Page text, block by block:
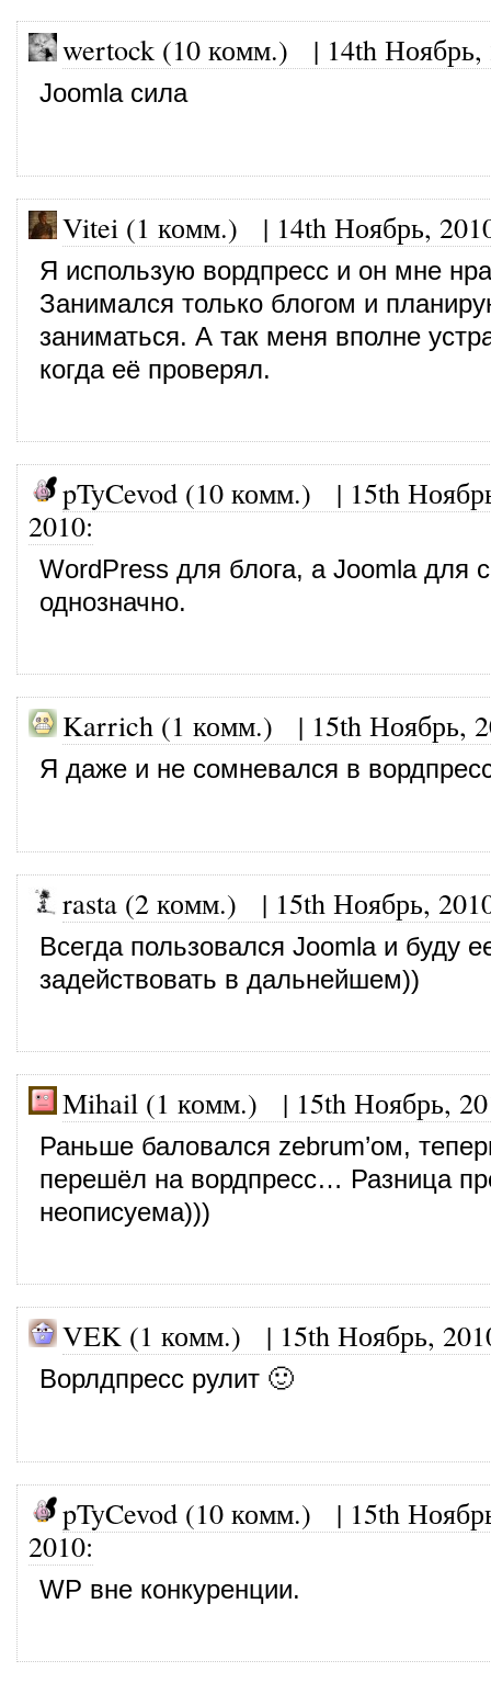
wertock (10 комм.) | 14th Ноябрь,
Joomla сила
Vitei (1 комм.) | 14th Ноябрь,
Я использую вордпресс и он мне
Занимался только блогом и
заниматься. А так меня вполне
когда её проверял.
pTyCevod (10 комм.) | 15th
2010:
WordPress для блога, а Joomla для
однозначно.
Karrich (1 комм.) | 15th Ноябрь,
Я даже и не сомневался в
rasta (2 комм.) | 15th Ноябрь,
Всегда пользовался Joomla и буду
задействовать в дальнейшем))
Mihail (1 комм.) | 15th Ноябрь,
Раньше баловался zebrum’ом,
перешёл на вордпресс… Разница
неописуема)))
VEK (1 комм.) | 15th Ноябрь,
Ворлдпресс рулит 🙂
pTyCevod (10 комм.) | 15th
2010:
WP вне конкуренции.